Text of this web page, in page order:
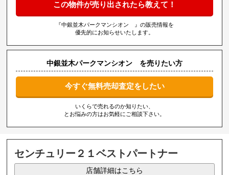
この物件が売り出されたら教えて！
『中銀並木パークマンシオン 』の販売情報を
優先的にお知らせいたします。
中銀並木パークマンシオン を売りたい方
今すぐ無料売却査定をしたい
いくらで売れるのか知りたい、
とお悩みの方はお気軽にご相談下さい。
センチュリー２１ベストパートナー
店舗詳細はこちら